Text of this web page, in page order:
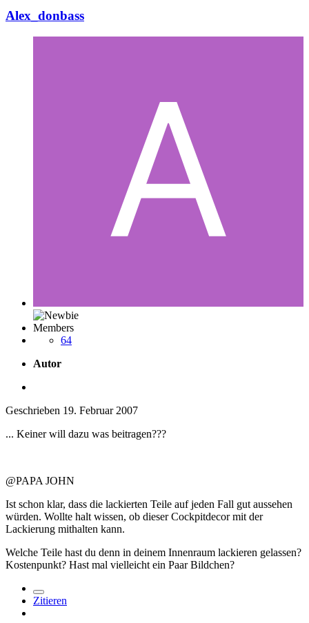
Alex_donbass
Members
64
Autor
Geschrieben 19. Februar 2007
... Keiner will dazu was beitragen???
@PAPA JOHN
Ist schon klar, dass die lackierten Teile auf jeden Fall gut aussehen
würden. Wollte halt wissen, ob dieser Cockpitdecor mit der
Lackierung mithalten kann.
Welche Teile hast du denn in deinem Innenraum lackieren gelassen?
Kostenpunkt? Hast mal vielleicht ein Paar Bildchen?
Zitieren